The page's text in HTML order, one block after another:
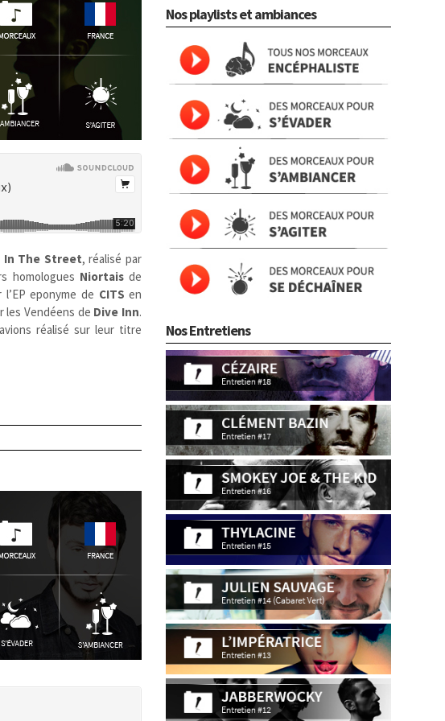
In The Street, réalisé par
homologues Niortaisde
eponyme de CITS en
les Vendéens de Dive Inn.
réalisé sur leur titre
Nos playlists et ambiances
Nos Entretiens